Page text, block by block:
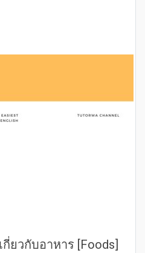
ยวกับอาหาร [Foods]